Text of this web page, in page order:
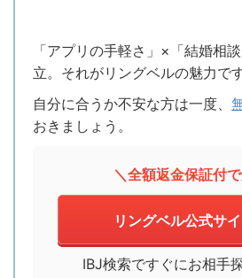
「アプリの手軽さ」×「結婚相
立。それがリングベルの魅力で
自分に合うか不安な方は一度、
おきましょう。
＼全額返金保証付
リングベル公式サイ
IBJ検索ですぐにお相手